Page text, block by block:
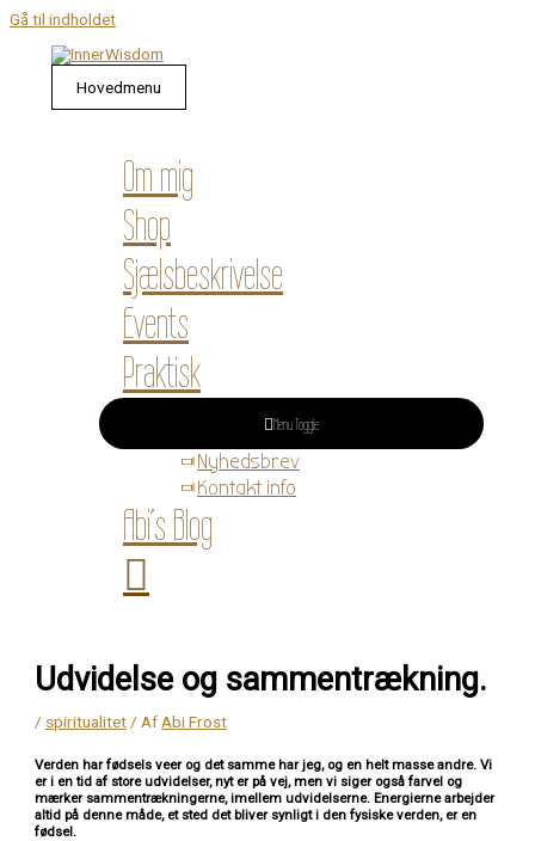
Gå til indholdet
Hovedmenu
Om mig
Shop
Sjælsbeskrivelse
Events
Praktisk
Menu Toggle
Nyhedsbrev
Kontakt info
Abi’s Blog
Udvidelse og sammentrækning.
/ spiritualitet / Af Abi Frost
Verden har fødsels veer og det samme har jeg, og en helt masse andre. Vi
er i en tid af store udvidelser, nyt er på vej, men vi siger også farvel og
mærker sammentrækningerne, imellem udvidelserne. Energierne arbejder
altid på denne måde, et sted det bliver synligt i den fysiske verden, er en
fødsel.